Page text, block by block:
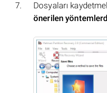
Dosyaları
önerilen